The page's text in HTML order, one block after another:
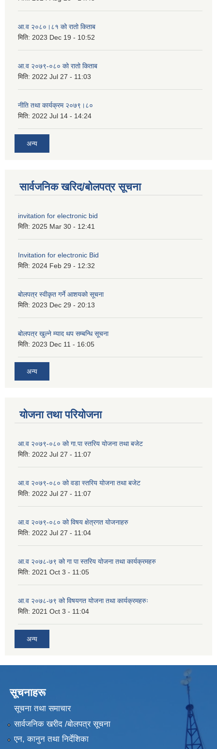
आ.व २०८०।८१ को रातो किताब
मिति: 2023 Dec 19 - 10:52
आ.व २०७९-०८० को रातो किताब
मिति: 2022 Jul 27 - 11:03
नीति तथा कार्यक्रम २०७९।८०
मिति: 2022 Jul 14 - 14:24
अन्य
सार्वजनिक खरिद/बोलपत्र सूचना
invitation for electronic bid
मिति: 2025 Mar 30 - 12:41
Invitation for electronic Bid
मिति: 2024 Feb 29 - 12:32
बोलपत्र स्वीकृत गर्ने आशयको सूचना
मिति: 2023 Dec 29 - 20:13
बोलपत्र खुल्ने म्याद थप सम्बन्धि सूचना
मिति: 2023 Dec 11 - 16:05
अन्य
योजना तथा परियोजना
आ.व २०७९-०८० को गा.पा स्तरिय योजना तथा बजेट
मिति: 2022 Jul 27 - 11:07
आ.व २०७९-०८० को वडा स्तरिय योजना तथा बजेट
मिति: 2022 Jul 27 - 11:07
आ.व २०७९-०८० को विषय क्षेत्रगत योजनाहरु
मिति: 2022 Jul 27 - 11:04
आ.व २०७८-७९ को गा पा स्तरिय योजना तथा कार्यक्रमहरु
मिति: 2021 Oct 3 - 11:05
आ.व २०७८-७९ को विषयगत योजना तथा कार्यक्रमहरुः
मिति: 2021 Oct 3 - 11:04
अन्य
सूचनाहरू
सूचना तथा समाचार
सार्वजनिक खरीद /बोलपत्र सूचना
एन, कानुन तथा निर्देशिका